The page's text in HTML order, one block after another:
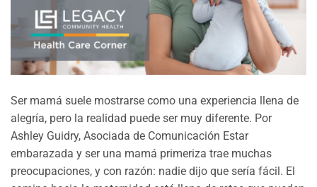
Ser mamá suele mostrarse como una experiencia llena de
alegría, pero la realidad puede ser muy diferente. Por
Ashley Guidry, Asociada de Comunicación Estar
embarazada y ser una mamá primeriza trae muchas
preocupaciones, y con razón: nadie dijo que sería fácil. El